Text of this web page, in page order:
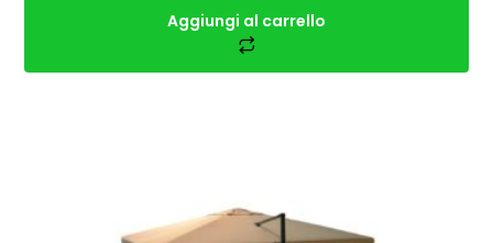
Aggiungi al carrello